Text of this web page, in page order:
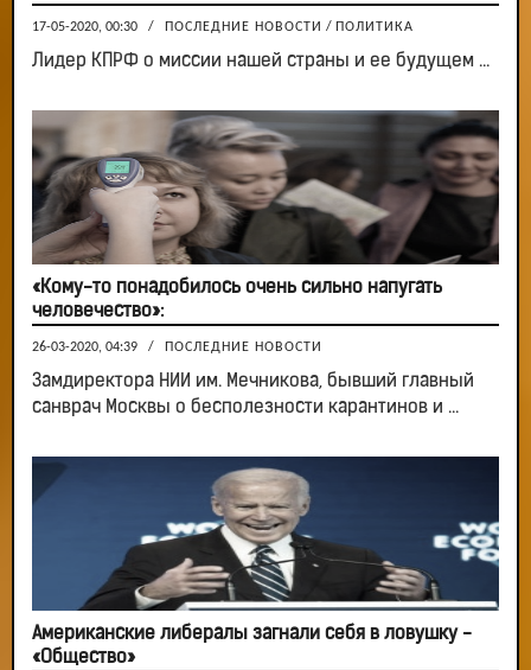
17-05-2020, 00:30 / ПОСЛЕДНИЕ НОВОСТИ / ПОЛИТИКА
Лидер КПРФ о миссии нашей страны и ее будущем ...
«Кому-то понадобилось очень сильно напугать
человечество»:
26-03-2020, 04:39 / ПОСЛЕДНИЕ НОВОСТИ
Замдиректора НИИ им. Мечникова, бывший главный
санврач Москвы о бесполезности карантинов и ...
Американские либералы загнали себя в ловушку -
«Общество»